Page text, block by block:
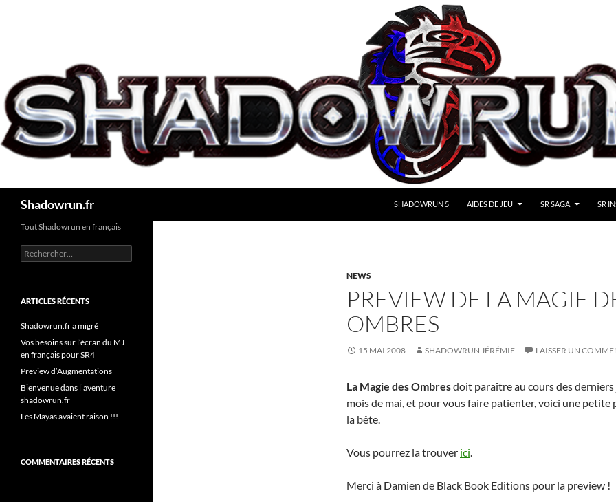
Shadowrun.fr SHADOWRUN 5 AIDES DE JEU SR SAGA SR
NEWS
PREVIEW DE LA MAGIE
OMBRES
15 MAI 2008 SHADOWRUN JÉRÉMIE LAISSER UN
La Magie des Ombresdoit paraître au cours des
mois de mai, et pour vous faire patienter, voici une petite
la bête.
Vous pourrez la trouver ici.
Merci à Damien de Black Book Editions pour la preview !
Tout Shadowrun en français
Rechercher :
ARTICLES RÉCENTS
Shadowrun.fr a migré
Vos besoins sur l’écran du MJ
en français pour SR4
Preview d’Augmentations
Bienvenue dans l’aventure
shadowrun.fr
Les Mayas avaient raison !!!
COMMENTAIRES RÉCENTS